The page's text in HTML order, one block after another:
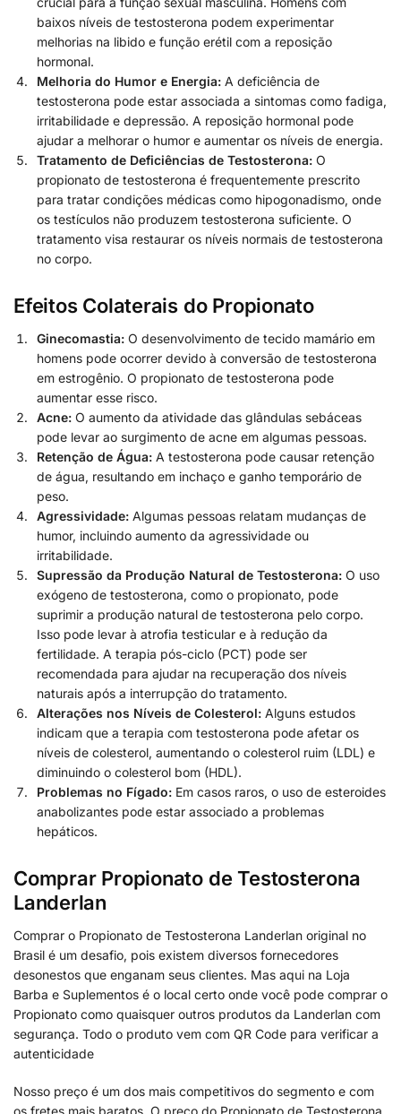
baixos níveis de testosterona podem experimentar
melhorias na libido e função erétil com a reposição
hormonal.
Melhoria do Humor e Energia: A deficiência de
testosterona pode estar associada a sintomas como fadiga,
irritabilidade e depressão. A reposição hormonal pode
ajudar a melhorar o humor e aumentar os níveis de energia.
Tratamento de Deficiências de Testosterona: O
propionato de testosterona é frequentemente prescrito
para tratar condições médicas como hipogonadismo, onde
os testículos não produzem testosterona suficiente. O
tratamento visa restaurar os níveis normais de testosterona
no corpo.
Efeitos Colaterais do Propionato
Ginecomastia: O desenvolvimento de tecido mamário em
homens pode ocorrer devido à conversão de testosterona
em estrogênio. O propionato de testosterona pode
aumentar esse risco.
Acne: O aumento da atividade das glândulas sebáceas
pode levar ao surgimento de acne em algumas pessoas.
Retenção de Água: A testosterona pode causar retenção
de água, resultando em inchaço e ganho temporário de
peso.
Agressividade: Algumas pessoas relatam mudanças de
humor, incluindo aumento da agressividade ou
irritabilidade.
Supressão da Produção Natural de Testosterona: O uso
exógeno de testosterona, como o propionato, pode
suprimir a produção natural de testosterona pelo corpo.
Isso pode levar à atrofia testicular e à redução da
fertilidade. A terapia pós-ciclo (PCT) pode ser
recomendada para ajudar na recuperação dos níveis
naturais após a interrupção do tratamento.
Alterações nos Níveis de Colesterol: Alguns estudos
indicam que a terapia com testosterona pode afetar os
níveis de colesterol, aumentando o colesterol ruim (LDL) e
diminuindo o colesterol bom (HDL).
Problemas no Fígado: Em casos raros, o uso de esteroides
anabolizantes pode estar associado a problemas
hepáticos.
Comprar Propionato de Testosterona
Landerlan
Comprar o Propionato de Testosterona Landerlan original no
Brasil é um desafio, pois existem diversos fornecedores
desonestos que enganam seus clientes. Mas aqui na Loja
Barba e Suplementos é o local certo onde você pode comprar o
Propionato como quaisquer outros produtos da Landerlan com
segurança. Todo o produto vem com QR Code para verificar a
autenticidade
Nosso preço é um dos mais competitivos do segmento e com
os fretes mais baratos. O preço do Propionato de Testosterona